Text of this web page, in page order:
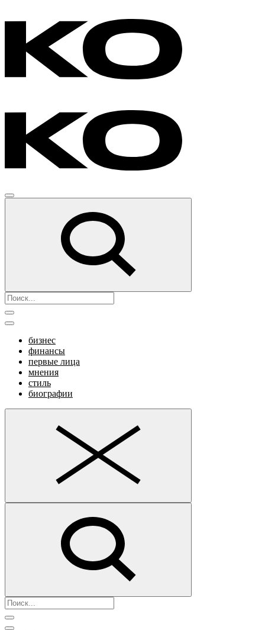
бизнес
финансы
первые лица
мнения
стиль
биографии